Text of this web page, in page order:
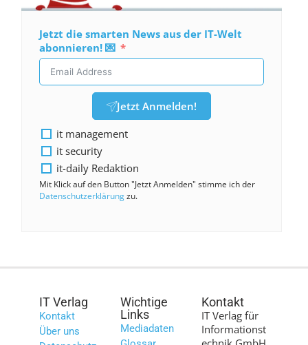
Jetzt die smarten News aus der IT-Welt
abonnieren! 💌
Jetzt Anmelden!
it management
it security
it-daily Redaktion
Mit Klick auf den Button "Jetzt Anmelden" stimme ich der
Datenschutzerklärungzu.
IT Verlag
Kontakt
Über uns
Wichtige
Links
Mediadaten
Kontakt
IT Verlag für
Informationst